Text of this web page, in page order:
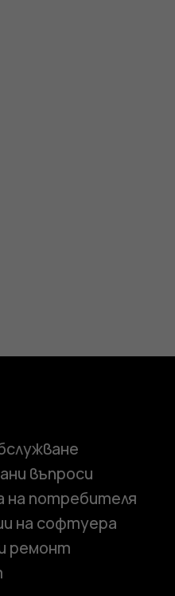
въпроси
на потребителя
на софтуера
ремонт